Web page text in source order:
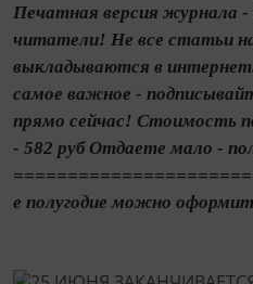
Печатная версия журнала -
читатели! Не все статьи
выкладываются в
самое важное -
прямо сейчас! Стоимость
- 582 руб Отдаете мало -
е полугодие можно